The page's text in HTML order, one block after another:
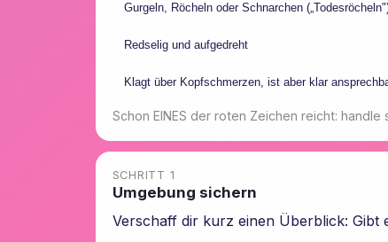
Gurgeln, Röcheln oder Schnarchen
Redselig und aufgedreht
Klagt über Kopfschmerzen, ist aber klar
Schon EINES der roten Zeichen reicht:
SCHRITT 1
Umgebung sichern
Verschaff dir kurz einen Überblick: